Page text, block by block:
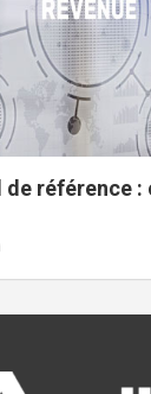
de référence